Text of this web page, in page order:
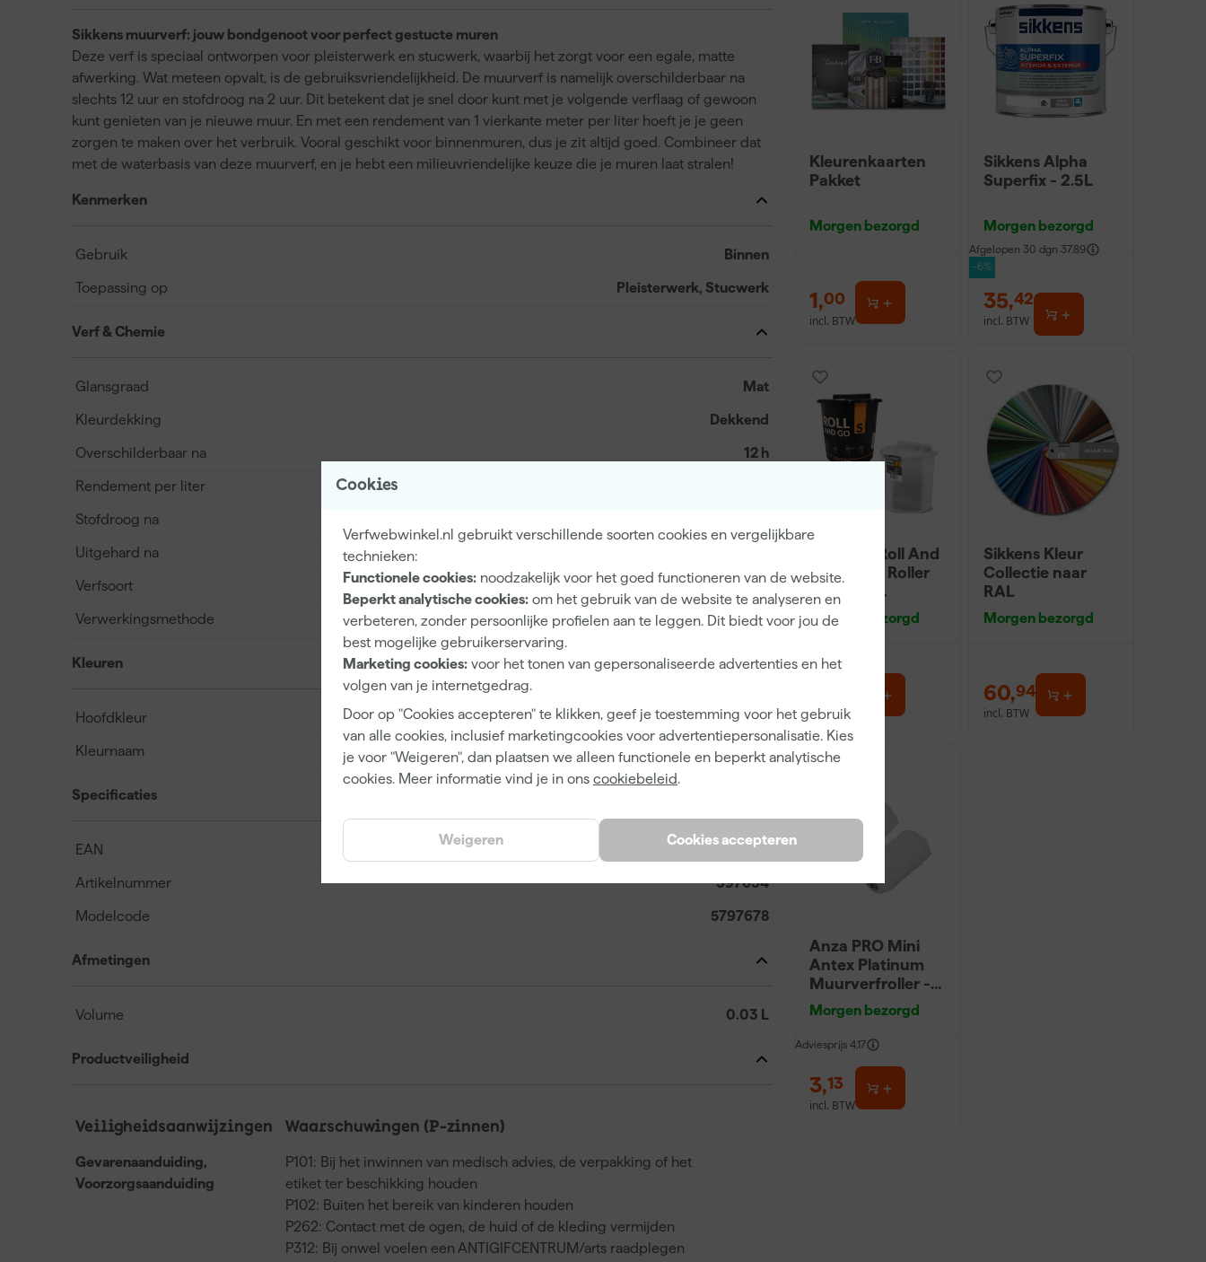
Cookies
Verfwebwinkel.nl gebruikt verschillende soorten cookies en vergelijkbare
technieken:
Functionele cookies: noodzakelijk voor het goed functioneren van de website.
Beperkt analytische cookies: om het gebruik van de website te analyseren en
verbeteren, zonder persoonlijke profielen aan te leggen. Dit biedt voor jou de
best mogelijke gebruikerservaring.
Marketing cookies: voor het tonen van gepersonaliseerde advertenties en het
volgen van je internetgedrag.
Door op "Cookies accepteren" te klikken, geef je toestemming voor het gebruik
van alle cookies, inclusief marketingcookies voor advertentiepersonalisatie. Kies
je voor "Weigeren", dan plaatsen we alleen functionele en beperkt analytische
cookies. Meer informatie vind je in ons cookiebeleid.
Cookies accepteren
Weigeren
Sikkens muurverf: jouw bondgenoot voor perfect gestucte muren
Deze verf is speciaal ontworpen voor pleisterwerk en stucwerk, waarbij het zorgt voor een egale, matte
afwerking. Wat meteen opvalt, is de gebruiksvriendelijkheid. De muurverf is namelijk overschilderbaar na
slechts 12 uur en stofdroog na 2 uur. Dit betekent dat je snel door kunt met je volgende verflaag of gewoon
kunt genieten van je nieuwe muur. En met een rendement van 1 vierkante meter per liter hoeft je je geen
zorgen te maken over het verbruik. Vooral geschikt voor binnenmuren, dus je zit altijd goed. Combineer dat
met de waterbasis van deze muurverf, en je hebt een milieuvriendelijke keuze die je muren laat stralen!
Kenmerken
Gebruik Binnen
Toepassing op Pleisterwerk, Stucwerk
Verf & Chemie
Glansgraad Mat
Kleurdekking Dekkend
Overschilderbaar na 12 h
Rendement per liter
Stofdroog na
Uitgehard na
Verfsoort Waterbasis (acryl)
Verwerkingsmethode Roller
Kleuren
Hoofdkleur Bruin
Kleurnaam Zacht Bruin
Specificaties
EAN 8711115378930
Artikelnummer 397634
Modelcode 5797678
Afmetingen
Volume 0.03 L
Productveiligheid
Veiligheidsaanwijzingen
Gevarenaanduiding,
Voorzorgsaanduiding
Waarschuwingen (P-zinnen)
P101: Bij het inwinnen van medisch advies, de verpakking of het
etiket ter beschikking houden
P102: Buiten het bereik van kinderen houden
P262: Contact met de ogen, de huid of de kleding vermijden
P312: Bij onwel voelen een ANTIGIFCENTRUM/arts raadplegen
Kleurenkaarten
Pakket
Morgen bezorgd
1,00
incl. BTW
Sikkens Alpha
Superfix - 2.5L
Morgen bezorgd
Afgelopen 30 dgn 37,89
-6%
35,42
incl. BTW
Go!Paint Roll And
Go 1,25L - Roller
Inzetbakken
Morgen bezorgd
incl. BTW
Sikkens Kleur
Collectie naar
RAL
Morgen bezorgd
60,94
incl. BTW
Anza PRO Mini
Antex Platinum
Muurverfroller -
5cm (2st)
Morgen bezorgd
Adviesprijs 4,17
3,13
incl. BTW